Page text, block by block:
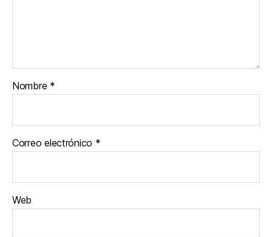
Nombre *
Correo electrónico *
Web